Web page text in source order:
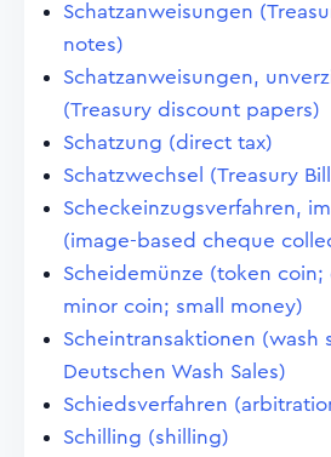
Schatzanweisungen
notes)
Schatzanweisungen,
(Treasury discount papers)
Schatzung (direct tax)
Schatzwechsel (Treasury
Scheckeinzugsverfahren,
(image-based cheque
Scheidemünze (token coin;
minor coin; small money)
Scheintransaktionen (wash
Deutschen Wash Sales)
Schiedsverfahren
Schilling (shilling)